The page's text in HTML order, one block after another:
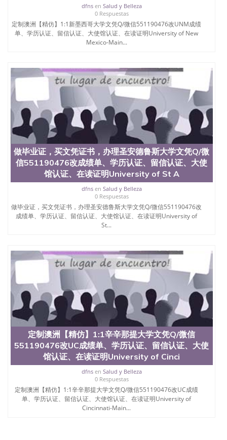
dfnsen Salud y Belleza
0 Respuestas
定制澳洲【精仿】1:1新墨西哥大学文凭Q/微信551190476改UNM成绩
单、学历认证、留信认证、大使馆认证、在读证明University of New
Mexico-Main...
做毕业证，买文凭证书，办理圣安德鲁斯大学文凭Q/微
信551190476改成绩单、学历认证、留信认证、大使
馆认证、在读证明University of St A
dfnsen Salud y Belleza
0 Respuestas
做毕业证，买文凭证书，办理圣安德鲁斯大学文凭Q/微信551190476改
成绩单、学历认证、留信认证、大使馆认证、在读证明University of
St...
定制澳洲【精仿】1:1辛辛那提大学文凭Q/微信
551190476改UC成绩单、学历认证、留信认证、大使
馆认证、在读证明University of Cinci
dfnsen Salud y Belleza
0 Respuestas
定制澳洲【精仿】1:1辛辛那提大学文凭Q/微信551190476改UC成绩
单、学历认证、留信认证、大使馆认证、在读证明University of
Cincinnati-Main...